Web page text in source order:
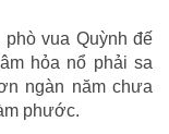
vua Quỳnh đế
hỏa nổ phải sa
ngàn năm chưa
phước.